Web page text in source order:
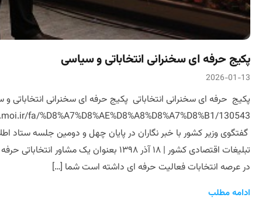
پکیج حرفه ای سخنرانی انتخاباتی و سیاسی
2026-01-13
پکیج حرفه ای سخنرانی‌ انتخاباتی پکیج حرفه ای سخنرانی انتخاباتی
fa/%D8%A7%D8%AE%D8%A8%D8%A7%D8%B1/130543
گفتگوی وزیر کشور با خبر نگاران در پایان چهل و دومین جلسه ستاد
در عرصه انتخابات فعالیت حرفه ای داشته است شما […]
ادامه مطلب